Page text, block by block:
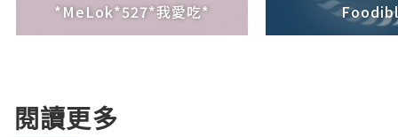
*MeLok*527*我愛吃*
閱讀更多